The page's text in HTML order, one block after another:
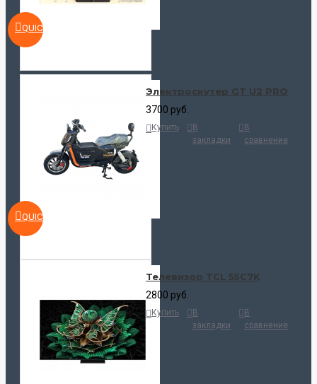
QUICKVIEW
QUICKVIEW
Электроскутер GT U2 PRO
3700 руб.
Купить
В
закладки
В
сравнение
Телевизор TCL 55C7K
2800 руб.
Купить
В
закладки
В
сравнение